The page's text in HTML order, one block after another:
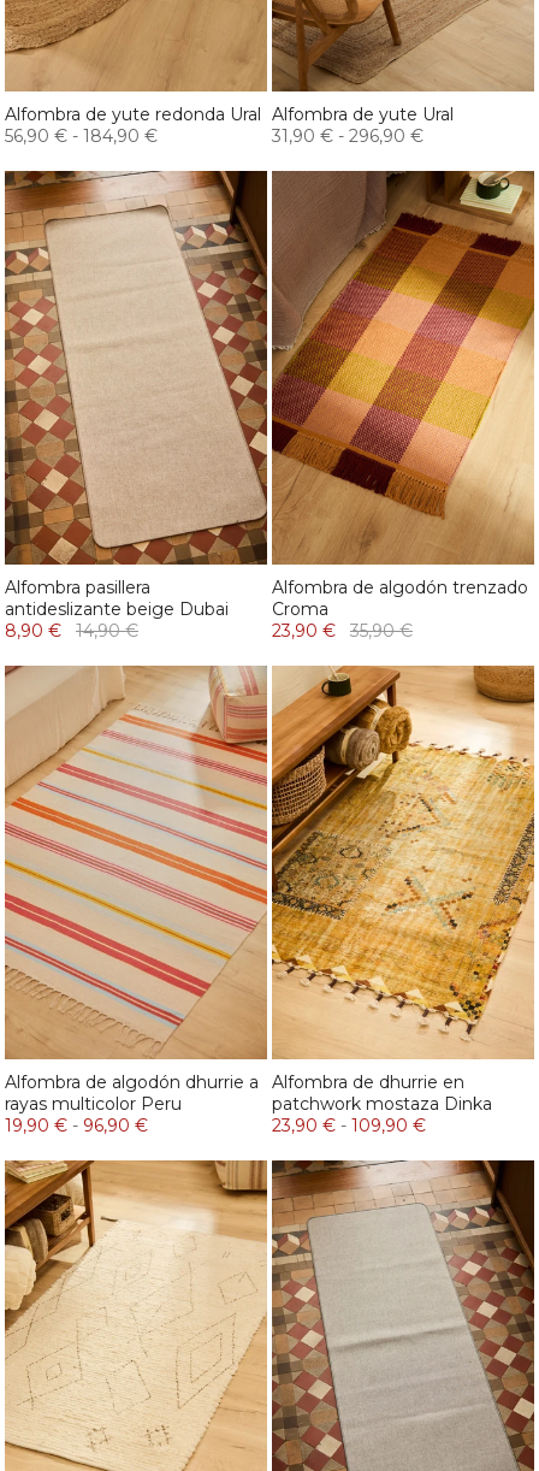
Alfombra de yute redonda Ural
56,90 € - 184,90 €
Alfombra de yute Ural
31,90 € - 296,90 €
Alfombra pasillera
antideslizante beige Dubai
8,90 €
14,90 €
Alfombra de algodón trenzado
Croma
23,90 €
35,90 €
Alfombra de algodón dhurrie a
rayas multicolor Peru
19,90 € - 96,90 €
Alfombra de dhurrie en
patchwork mostaza Dinka
23,90 € - 109,90 €